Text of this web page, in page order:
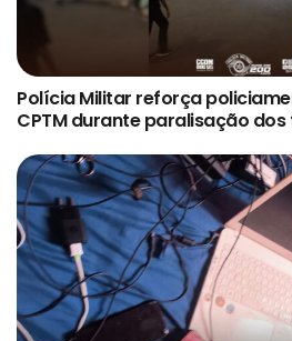
Polícia Militar reforça
CPTM durante paralisação dos